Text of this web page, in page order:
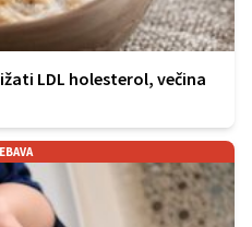
LDL holesterol, večina